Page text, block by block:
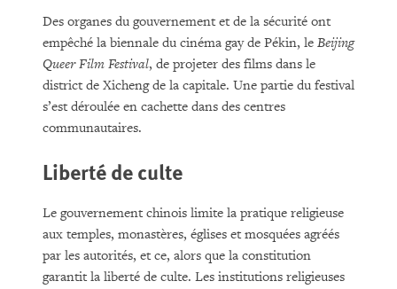
Des organes du gouvernement et de la sécurité ont
empêché la biennale du cinéma gay de Pékin, le Beijing
Queer Film Festival, de projeter des films dans le
district de Xicheng de la capitale. Une partie du festival
s’est déroulée en cachette dans des centres
communautaires.
Liberté de culte
Le gouvernement chinois limite la pratique religieuse
aux temples, monastères, églises et mosquées agréés
par les autorités, et ce, alors que la constitution
garantit la liberté de culte. Les institutions religieuses